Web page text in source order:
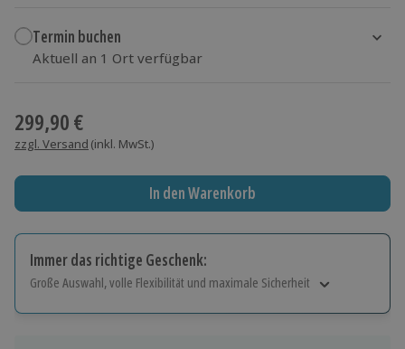
Termin buchen
Aktuell an 1 Ort verfügbar
299,90 €
zzgl. Versand (inkl. MwSt.)
In den Warenkorb
Immer das richtige Geschenk:
Große Auswahl, volle Flexibilität und maximale Sicherheit